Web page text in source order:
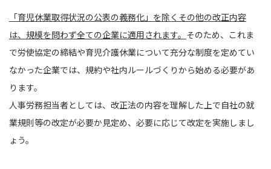
「育児休業取得状況の公表の義務化」を除くその他の改正内容
は、規模を問わず全ての企業に適用されます。 そのため、これま
で労使協定の締結や育児介護休業について充分な制度を定めてい
なかった企業では、規約や社内ルールづくりから始める必要があ
ります。
人事労務担当者としては、改正法の内容を理解した上で自社の就
業規則等の改定が必要か見定め、必要に応じて改定を実施しまし
ょう。